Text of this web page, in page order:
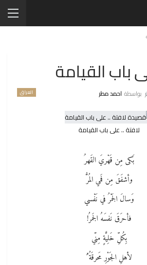
باب القيامة
العراق بواسطة احمد مطر
لافتة .. على باب القيامة
بَكى مِن قَهْريَ القَهرُ
وأشفَقَ مِن فَمي المُرُّ
وَسالَ الجَمْرُ في نَفْسي
فأحرَقَ نَفسَهُ الجَمرُ!
بِكُلِّ خَلِيَّةٍ مِنّي
لأهلِ الجَوْرِ مَحرقَةُ ُ